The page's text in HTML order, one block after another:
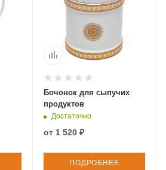
Бочонок для сыпучих
продуктов
Достаточно
от 1 520 ₽
ПОДРОБНЕЕ